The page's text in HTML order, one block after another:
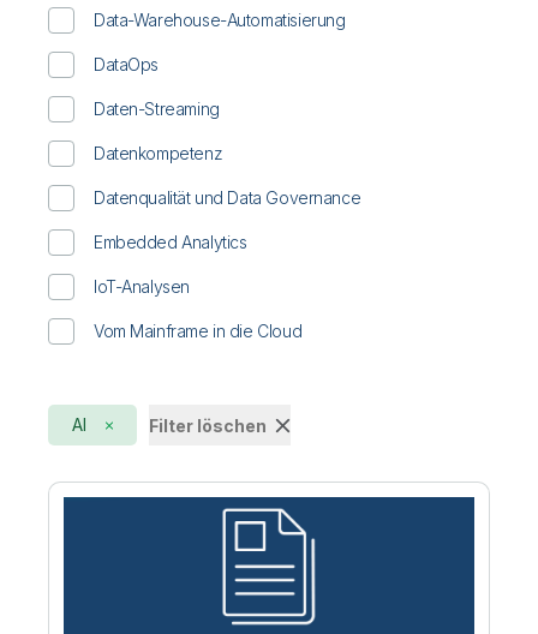
Transport/Logistik
Data-Warehouse-Automatisierung
DataOps
Daten-Streaming
Datenkompetenz
Datenqualität und Data Governance
Embedded Analytics
IoT-Analysen
Vom Mainframe in die Cloud
AI Filter löschen